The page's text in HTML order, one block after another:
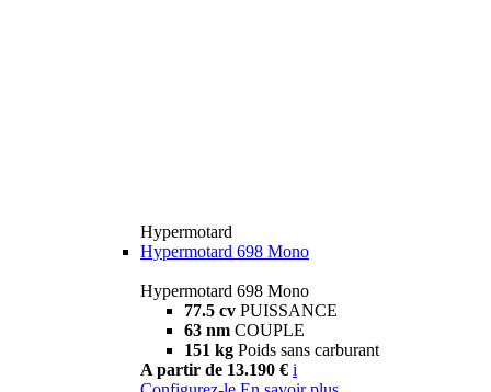
Hypermotard
Hypermotard 698 Mono
Hypermotard 698 Mono
77.5 cv PUISSANCE
63 nm COUPLE
151 kg Poids sans carburant
A partir de 13.190 € i